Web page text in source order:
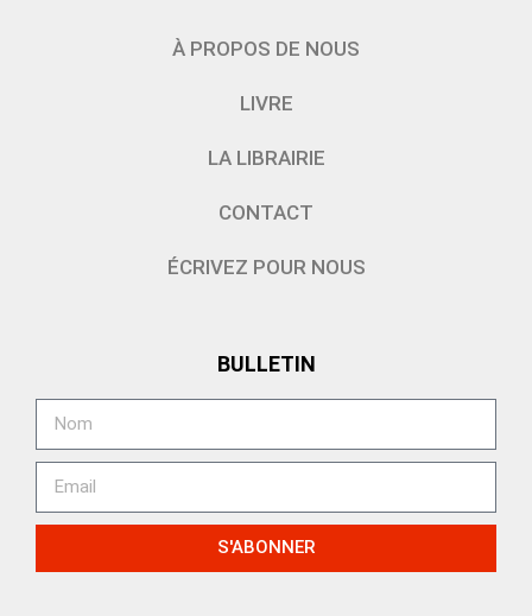
À PROPOS DE NOUS
LIVRE
LA LIBRAIRIE
CONTACT
ÉCRIVEZ POUR NOUS
BULLETIN
S'ABONNER